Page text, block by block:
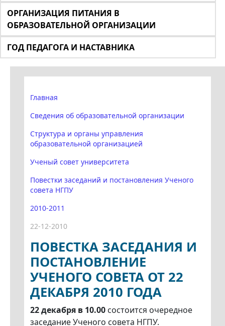
ОРГАНИЗАЦИЯ ПИТАНИЯ В
ОБРАЗОВАТЕЛЬНОЙ ОРГАНИЗАЦИИ
ГОД ПЕДАГОГА И НАСТАВНИКА
Главная
Сведения об образовательной организации
Структура и органы управления
образовательной организацией
Ученый совет университета
Повестки заседаний и постановления Ученого
совета НГПУ
2010-2011
22-12-2010
ПОВЕСТКА ЗАСЕДАНИЯ И
ПОСТАНОВЛЕНИЕ
УЧЕНОГО СОВЕТА ОТ 22
ДЕКАБРЯ 2010 ГОДА
22 декабря в 10.00 состоится очередное
заседание Ученого совета НГПУ.